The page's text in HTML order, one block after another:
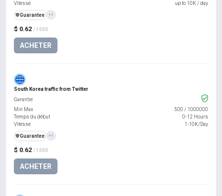
$ 0.62 / 1000
ACHETER
Vitesse
up to 10K / day
️🛡️Guarantee +1
South Korea traffic from Twitter
$ 0.62 / 1000
ACHETER
Garantie
Min Max
500 / 1000000
Temps du début
0-12 Hours
Vitesse
1-10K/Day
️🛡️Guarantee +1